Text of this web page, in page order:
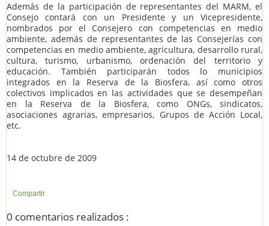
Además de la participación de representantes del MARM, el
Consejo contará con un Presidente y un Vicepresidente,
nombrados por el Consejero con competencias en medio
ambiente, además de representantes de las Consejerías con
competencias en medio ambiente, agricultura, desarrollo rural,
cultura, turismo, urbanismo, ordenación del territorio y
educación. También participarán todos lo municipios
integrados en la Reserva de la Biosfera, así como otros
colectivos implicados en las actividades que se desempeñan
en la Reserva de la Biosfera, como ONGs, sindicatos,
asociaciones agrarias, empresarios, Grupos de Acción Local,
etc.
14 de octubre de 2009
Compartir
0 comentarios realizados :